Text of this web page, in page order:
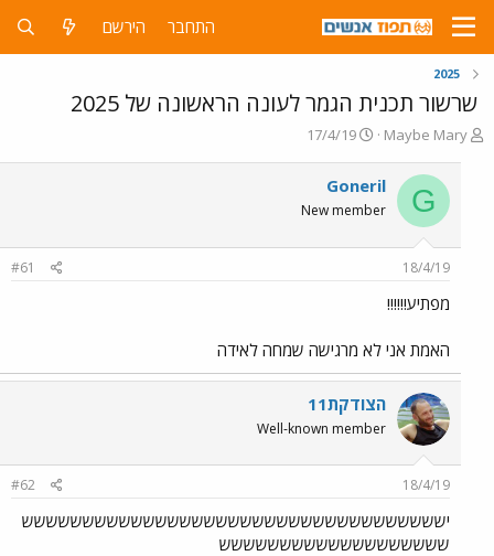
התחבר הירשם
2025
שרשור תכנית הגמר לעונה הראשונה של 2025
פ
Maybe Mary
פ
ס
ם
ת
17/4/19
G
Goneril
New member
18/4/19
#61
מפתיע!!!!!!
האמת אני לא מרגישה שמחה לאידה
הצודקת11
Well-known member
18/4/19
#62
יששששששששששששששששששששששששששששששששששש
ששששששששששששששששששש